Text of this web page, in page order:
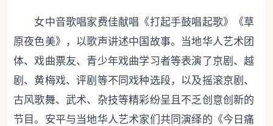
女中音歌唱家费佳献唱《打起手鼓唱起歌》《草
原夜色美》，以歌声讲述中国故事。当地华人艺术团
体、戏曲票友、青少年戏曲学习者等表演了京剧、越
剧、黄梅戏、评剧等不同戏种选段，以及摇滚京剧、
古风歌舞、武术、杂技等精彩纷呈且不乏创意创新的
节目。安平与当地华人艺术家们共同演绎的《今日痛